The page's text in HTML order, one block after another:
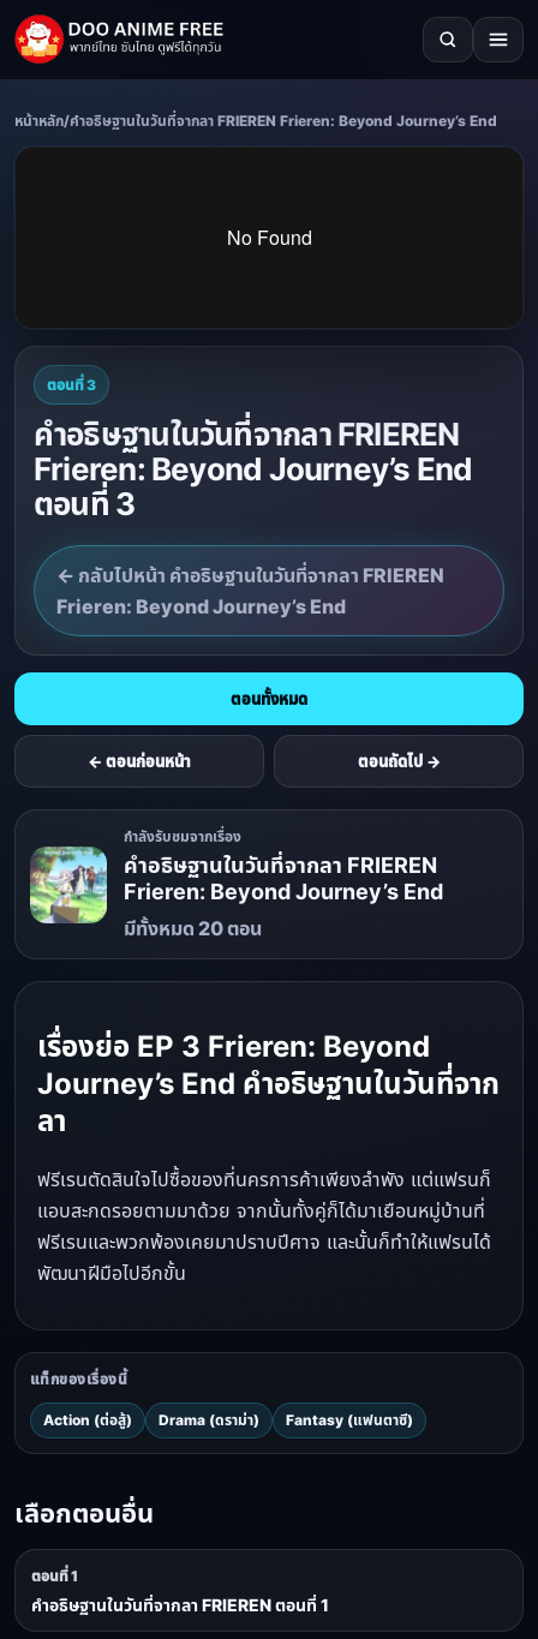
หน้าหลัก/คำอธิษฐานในวันที่จากลา FRIEREN Frieren: Beyond Journey’s End
ตอนที่ 3
คำอธิษฐานในวันที่จากลา FRIEREN
Frieren: Beyond Journey’s End
ตอนที่ 3
← กลับไปหน้า คำอธิษฐานในวันที่จากลา FRIEREN
Frieren: Beyond Journey’s End
← ตอนก่อนหน้า
ตอนทั้งหมด
ตอนถัดไป →
กำลังรับชมจากเรื่อง
คำอธิษฐานในวันที่จากลา FRIEREN
Frieren: Beyond Journey’s End
มีทั้งหมด 20 ตอน
เรื่องย่อ EP 3 Frieren: Beyond
Journey’s End คำอธิษฐานในวันที่จาก
ลา
ฟรีเรนตัดสินใจไปซื้อของที่นครการค้าเพียงลำพัง แต่แฟรนก็
แอบสะกดรอยตามมาด้วย จากนั้นทั้งคู่ก็ได้มาเยือนหมู่บ้านที่
ฟรีเรนและพวกพ้องเคยมาปราบปีศาจ และนั้นก็ทำให้แฟรนได้
พัฒนาฝีมือไปอีกขั้น
แท็กของเรื่องนี้
Action (ต่อสู้) Drama (ดราม่า) Fantasy (แฟนตาซี)
เลือกตอนอื่น
ตอนที่ 1
คำอธิษฐานในวันที่จากลา FRIEREN ตอนที่ 1